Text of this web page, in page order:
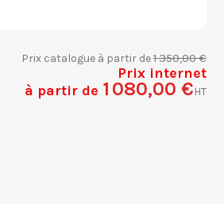
Prix catalogue à partir de1 350,00 €
Prix internet
à partir de 1 080,00 €HT